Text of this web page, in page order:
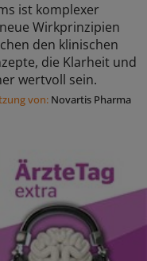
ist komplexer
Wirkprinzipien
den klinischen
die Klarheit und
wertvoll sein.
von: Novartis Pharma